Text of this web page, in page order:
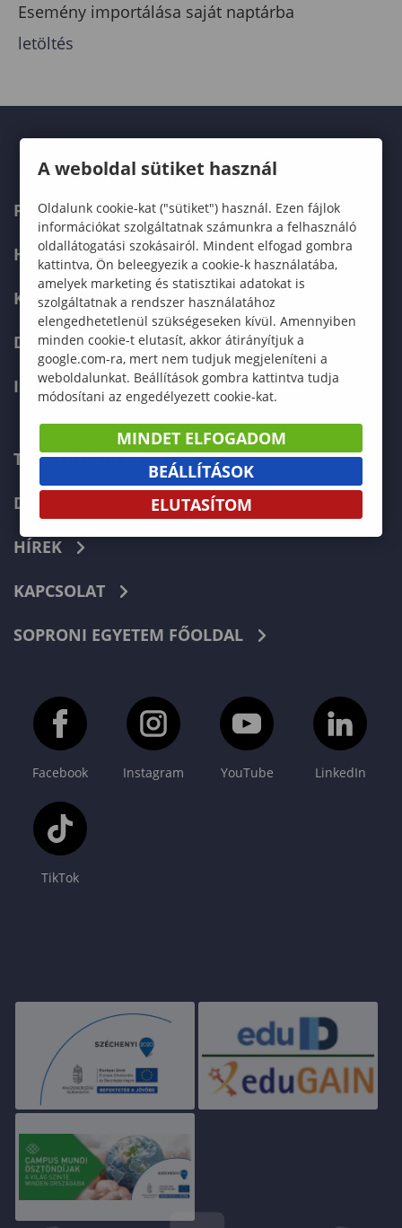
Esemény importálása saját naptárba
letöltés
FELVÉTELIZŐKNEK
HALLGATÓKNAK
KÉPZÉSEK
DOKTORI ISKOLA
INTERNATIONAL
TELEFONKÖNYV
DOKUMENTUMOK
HÍREK
KAPCSOLAT
SOPRONI EGYETEM FŐOLDAL
Facebook Instagram YouTube LinkedIn
TikTok
A weboldal sütiket használ
Oldalunk cookie-kat ("sütiket") használ. Ezen fájlok
információkat szolgáltatnak számunkra a felhasználó
oldallátogatási szokásairól. Mindent elfogad gombra
kattintva, Ön beleegyezik a cookie-k használatába,
amelyek marketing és statisztikai adatokat is
szolgáltatnak a rendszer használatához
elengedhetetlenül szükségeseken kívül. Amennyiben
minden cookie-t elutasít, akkor átirányítjuk a
google.com-ra, mert nem tudjuk megjeleníteni a
weboldalunkat. Beállítások gombra kattintva tudja
módosítani az engedélyezett cookie-kat.
MINDET ELFOGADOM
BEÁLLÍTÁSOK
ELUTASÍTOM